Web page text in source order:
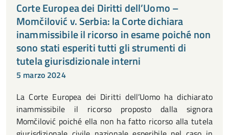
Corte Europea dei Diritti dell’Uomo –
Momčilović v. Serbia: la Corte dichiara
inammissibile il ricorso in esame poiché non
sono stati esperiti tutti gli strumenti di
tutela giurisdizionale interni
5 marzo 2024
La Corte Europea dei Diritti dell’Uomo ha dichiarato
inammissibile il ricorso proposto dalla signora
Momčilović poiché ella non ha fatto ricorso alla tutela